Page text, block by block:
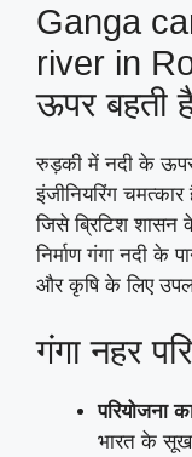
Ganga
river in
ऊपर बहती
रुड़की में नदी के ऊपर
इंजीनियरिंग
जिसे ब्रिटिश शासन
निर्माण गंगा नदी के
और कृषि के लिए
गंगा नहर
परियोजना
भारत के